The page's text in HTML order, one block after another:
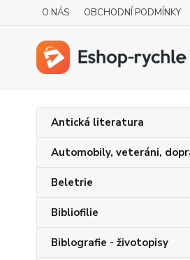
O NÁS OBCHODNÍ PODMÍNKY
Antická literatura
Automobily, veteráni,
Beletrie
Bibliofilie
Biblografie - životopisy